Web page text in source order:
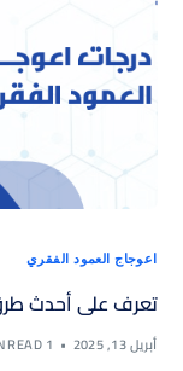
اعوجاج العمود الفقري
تعرف على أحدث
أبريل 13, 2025 1 MIN READ